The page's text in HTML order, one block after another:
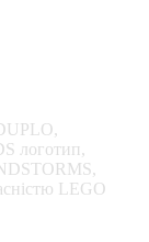
логотип,
LEGO